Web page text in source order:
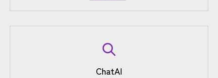
ChatAI